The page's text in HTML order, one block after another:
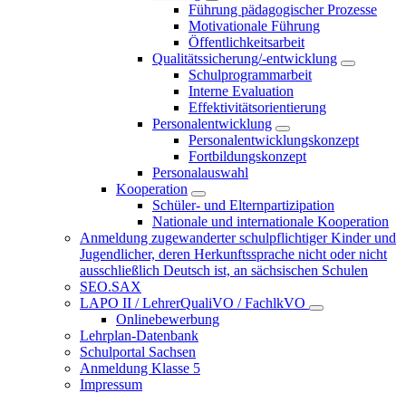
Führung pädagogischer Prozesse
Motivationale Führung
Öffentlichkeitsarbeit
Qualitätssicherung/-entwicklung
Schulprogrammarbeit
Interne Evaluation
Effektivitätsorientierung
Personalentwicklung
Personalentwicklungskonzept
Fortbildungskonzept
Personalauswahl
Kooperation
Schüler- und Elternpartizipation
Nationale und internationale Kooperation
Anmeldung zugewanderter schulpflichtiger Kinder und
Jugendlicher, deren Herkunftssprache nicht oder nicht
ausschließlich Deutsch ist, an sächsischen Schulen
SEO.SAX
LAPO II / LehrerQualiVO / FachlkVO
Onlinebewerbung
Lehrplan-Datenbank
Schulportal Sachsen
Anmeldung Klasse 5
Impressum